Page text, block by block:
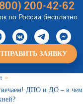
200-42-62
по России бесплатно
ЗАЯВКУ
»
ДПО и ДО – в чем